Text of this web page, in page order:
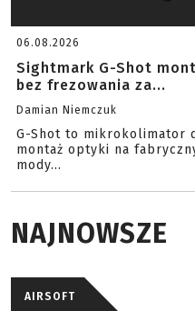
06.08.2026
Sightmark G-Shot
bez frezowania za...
Damian Niemczuk
G-Shot to mikrokolimator
montaż optyki na
mody...
NAJNOWSZE
AIRSOFT